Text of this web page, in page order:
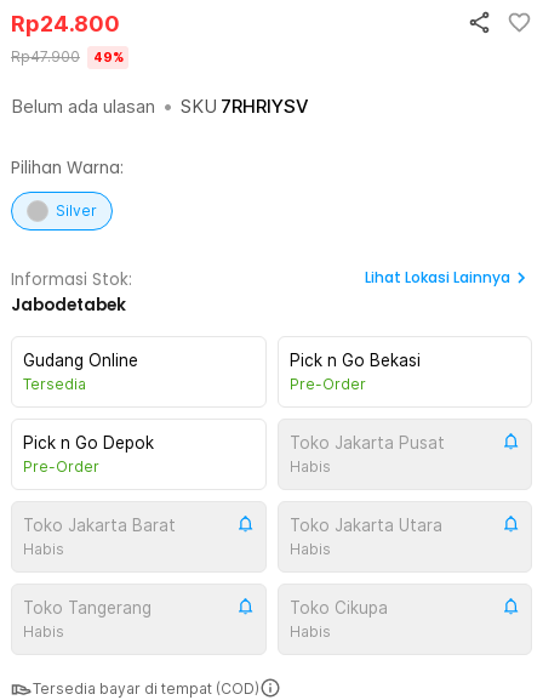
Belum ada ulasan • SKU 7RHRIYSV
Rp24.800
Rp47.900 49%
Pilihan Warna:
Silver
Informasi Stok:
Jabodetabek
Lihat Lokasi Lainnya
Gudang Online
Tersedia
Pick n Go Bekasi
Pre-Order
Pick n Go Depok
Pre-Order
Toko Jakarta Pusat
Habis
Toko Jakarta Barat
Habis
Toko Jakarta Utara
Habis
Toko Tangerang
Habis
Toko Cikupa
Habis
Tersedia bayar di tempat (COD)